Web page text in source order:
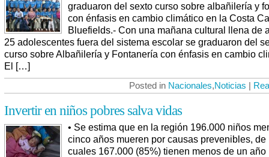
graduaron del sexto curso sobre albañilería y
con énfasis en cambio climático en la Costa
Bluefields.- Con una mañana cultural llena de
25 adolescentes fuera del sistema escolar se graduaron del
curso sobre Albañilería y Fontanería con énfasis en cambio
El […]
Posted in Nacionales,Noticias |
Invertir en niños pobres salva vidas
• Se estima que en la región 196.000 niños
cinco años mueren por causas prevenibles, de
cuales 167.000 (85%) tienen menos de un año